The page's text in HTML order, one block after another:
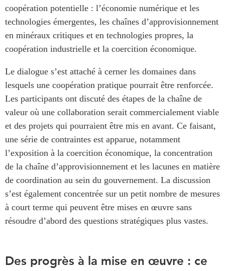
coopération potentielle : l’économie numérique et les
technologies émergentes, les chaînes d’approvisionnement
en minéraux critiques et en technologies propres, la
coopération industrielle et la coercition économique.
Le dialogue s’est attaché à cerner les domaines dans
lesquels une coopération pratique pourrait être renforcée.
Les participants ont discuté des étapes de la chaîne de
valeur où une collaboration serait commercialement viable
et des projets qui pourraient être mis en avant. Ce faisant,
une série de contraintes est apparue, notamment
l’exposition à la coercition économique, la concentration
de la chaîne d’approvisionnement et les lacunes en matière
de coordination au sein du gouvernement. La discussion
s’est également concentrée sur un petit nombre de mesures
à court terme qui peuvent être mises en œuvre sans
résoudre d’abord des questions stratégiques plus vastes.
Des progrès à la mise en œuvre : ce